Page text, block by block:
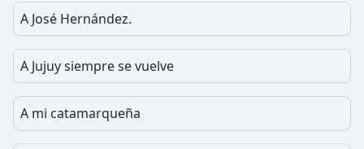
A José Hernández.
A Jujuy siempre se vuelve
A mi catamarqueña